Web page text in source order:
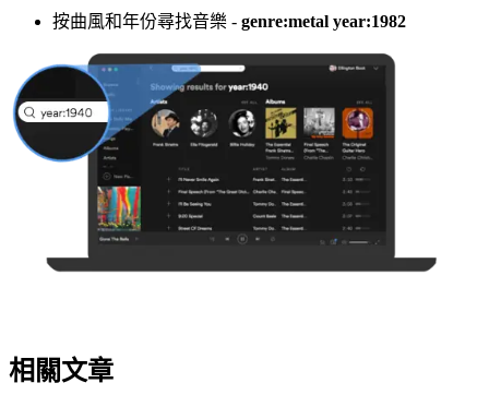
按曲風和年份尋找音樂 - genre:metal year:1982
相關文章